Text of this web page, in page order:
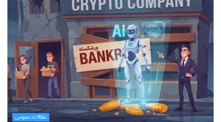
مقالات عمومی